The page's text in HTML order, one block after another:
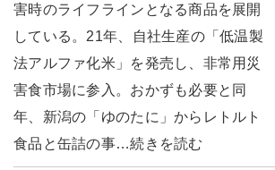
害時のライフラインとなる商品を展開
している。21年、自社生産の「低温製
法アルファ化米」を発売し、非常用災
害食市場に参入。おかずも必要と同
年、新潟の「ゆのたに」からレトルト
食品と缶詰の事…続きを読む